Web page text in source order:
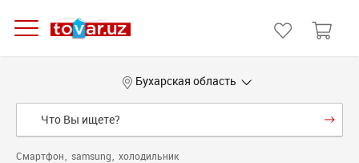
Бухарская область
Смартфон samsung холодильник